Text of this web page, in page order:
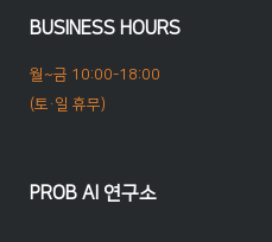
BUSINESS HOURS
월~금 10:00-18:00
(토·일 휴무)
PROB AI 연구소